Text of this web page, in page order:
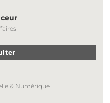
& Numérique